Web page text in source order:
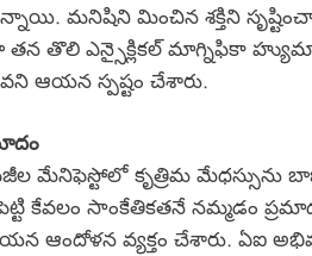
మనిషిని మించిన శక్తిని
తొలి ఎన్సైక్లికల్ మాగ్నిఫికా
ఆయన స్పష్టం చేశారు.
మేనిఫెస్టోలో కృత్రిమ మేధస్సును
కేవలం సాంకేతికతనే నమ్మడం
ఆందోళన వ్యక్తం చేశారు. ఏఐ